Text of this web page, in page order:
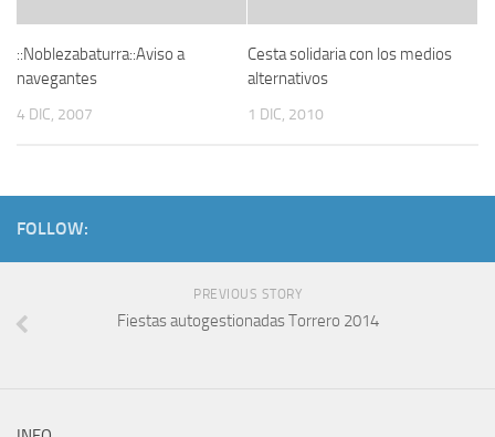
::Noblezabaturra::Aviso a
navegantes
4 DIC, 2007
Cesta solidaria con los medios
alternativos
1 DIC, 2010
FOLLOW:
PREVIOUS STORY
Fiestas autogestionadas Torrero 2014